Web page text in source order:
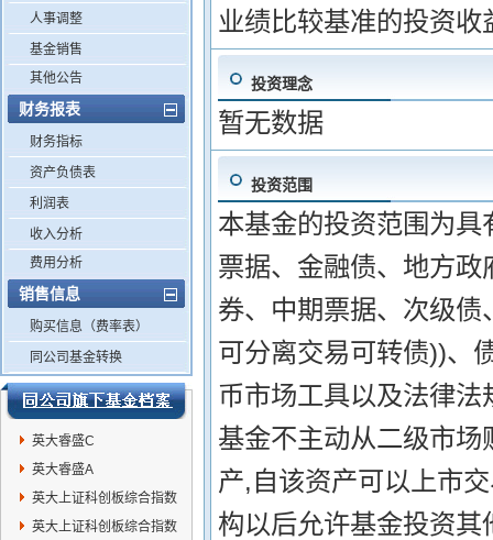
人事调整
基金销售
其他公告
财务报表
财务指标
资产负债表
利润表
收入分析
费用分析
销售信息
购买信息（费率表）
同公司基金转换
英大睿盛C
英大睿盛A
英大上证科创板综合指数
增强发起A
英大上证科创板综合指数
业绩比较基准的投资收
投资理念
暂无数据
投资范围
本基金的投资范围为
票据、金融债、地方
券、中期票据、次级
可分离交易可转债))、
币市场工具以及法律
基金不主动从二级市
产,自该资产可以上市
构以后允许基金投资